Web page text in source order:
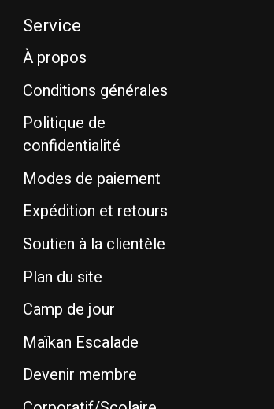
Service
À propos
Conditions générales
Politique de
confidentialité
Modes de paiement
Expédition et retours
Soutien à la clientèle
Plan du site
Camp de jour
Maïkan Escalade
Devenir membre